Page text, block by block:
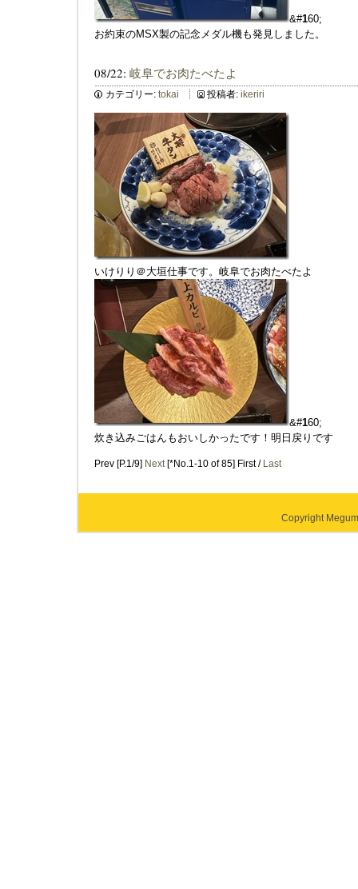
&#160;
お約束のMSX製の記念メダル機も発見しました。
08/22: 岐阜でお肉たべたよ
カテゴリー: tokai 投稿者: ikeriri
いけりり＠大垣仕事です。岐阜でお肉たべたよ
&#160;
炊き込みごはんもおいしかったです！明日戻りです
Prev [P.1/9] Next[*No.1-10 of 85] First / Last
Copyright